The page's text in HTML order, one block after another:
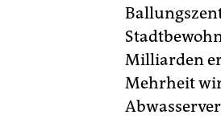
Milliarden
Mehrheit